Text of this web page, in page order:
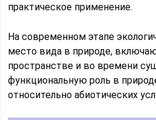
практическое применение.
На современном этапе
место вида в природе,
пространстве и во времени
функциональную роль в
относительно абиотических